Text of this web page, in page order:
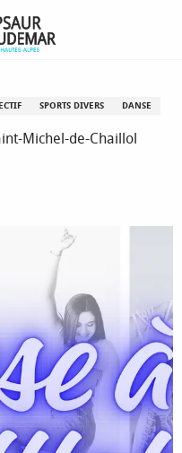
SPORTS DIVERS DANSE
Michel-de-Chaillol